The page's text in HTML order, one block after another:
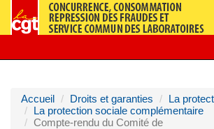
Accueil Droits et garanties
La
La protection sociale complémentaire
Compte-rendu du Comité de